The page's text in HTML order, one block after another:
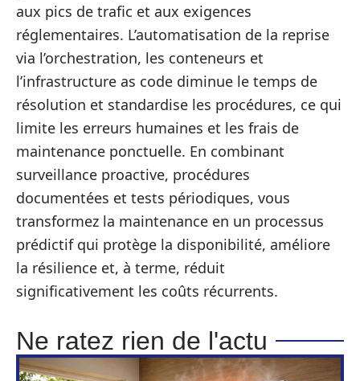
aux pics de trafic et aux exigences
réglementaires. L’automatisation de la reprise
via l’orchestration, les conteneurs et
l’infrastructure as code diminue le temps de
résolution et standardise les procédures, ce qui
limite les erreurs humaines et les frais de
maintenance ponctuelle. En combinant
surveillance proactive, procédures
documentées et tests périodiques, vous
transformez la maintenance en un processus
prédictif qui protège la disponibilité, améliore
la résilience et, à terme, réduit
significativement les coûts récurrents.
Ne ratez rien de l'actu